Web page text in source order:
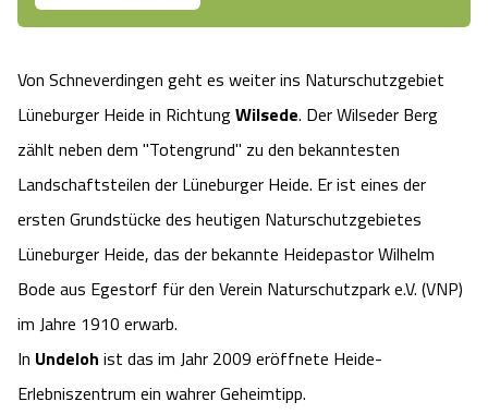
Camping
Urlaub auf dem Bauernhof
Urlaub mit Hund
Last Minute
Videos
Reiten
Kutschen
Regionale Küche
Tiere
HeideSpezialitäten
Naturhotels
Wildpark Lüneburger Heide
Wildpark Schwarze Berge
Otter Zentrum
Wildpark Müden
Snow World Bispingen
Das verrückte Haus
Kulinarisches Celle
Unterkünfte Celle
Veranstaltungen & Führungen Celle
Von Schneverdingen geht es weiter ins Naturschutzgebiet
Lüneburger Heide in RichtungWilsede. Der Wilseder Berg
zählt neben dem "Totengrund" zu den bekanntesten
Landschaftsteilen der Lüneburger Heide. Er ist eines der
ersten Grundstücke des heutigen Naturschutzgebietes
Lüneburger Heide, das der bekannte Heidepastor Wilhelm
Bode aus Egestorf für den Verein Naturschutzpark e.V. (VNP)
im Jahre 1910 erwarb.
In Undeloh ist das im Jahr 2009 eröffnete Heide-
Erlebniszentrum ein wahrer Geheimtipp.